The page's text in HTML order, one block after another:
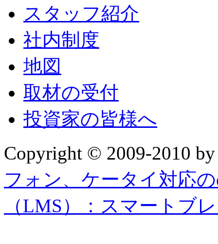
スタッフ紹介
社内制度
地図
取材の受付
投資家の皆様へ
Copyright © 2009-2010
フォン、ケータイ対応
（LMS）：スマートブ